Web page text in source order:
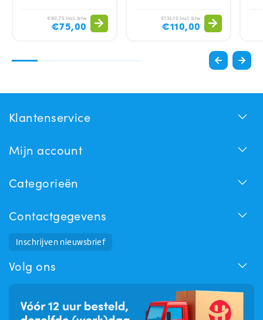
€90,75 Incl. btw
€75,00
€133,10 Incl. btw
€110,00
Klantenservice
Mijn account
Categorieën
Contactgegevens
Inschrijven nieuwsbrief
Volg ons